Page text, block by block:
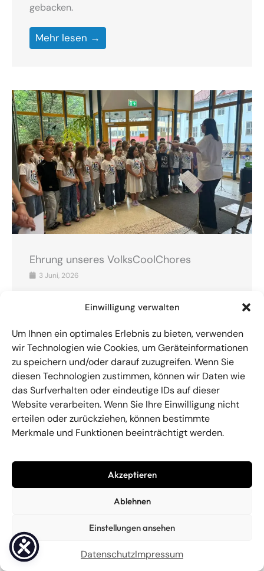
Einwilligung verwalten
Um Ihnen ein optimales Erlebnis zu bieten, verwenden
wir Technologien wie Cookies, um Geräteinformationen
zu speichern und/oder darauf zuzugreifen. Wenn Sie
diesen Technologien zustimmen, können wir Daten wie
das Surfverhalten oder eindeutige IDs auf dieser
Website verarbeiten. Wenn Sie Ihre Einwilligung nicht
erteilen oder zurückziehen, können bestimmte
Merkmale und Funktionen beeinträchtigt werden.
Akzeptieren
Ablehnen
Einstellungen ansehen
DatenschutzImpressum
gebacken.
Mehr lesen →
Ehrung unseres VolksCoolChores
3 Juni, 2026
VolksCoolChores statt.
Mehr lesen →
Unsere Streitschlichterwand